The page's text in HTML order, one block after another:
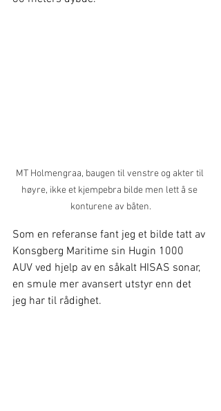
MT Holmengraa, baugen til venstre og akter til
høyre, ikke et kjempebra bilde men lett å se
konturene av båten.
Som en referanse fant jeg et bilde tatt av
Konsgberg Maritime sin Hugin 1000
AUV ved hjelp av en såkalt HISAS sonar,
en smule mer avansert utstyr enn det
jeg har til rådighet.